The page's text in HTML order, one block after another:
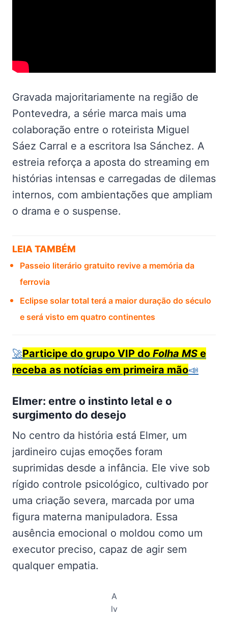
Gravada majoritariamente na região de
Pontevedra, a série marca mais uma
colaboração entre o roteirista Miguel
Sáez Carral e a escritora Isa Sánchez. A
estreia reforça a aposta do streaming em
histórias intensas e carregadas de dilemas
internos, com ambientações que ampliam
o drama e o suspense.
LEIA TAMBÉM
Passeio literário gratuito revive a memória da
ferrovia
Eclipse solar total terá a maior duração do século
e será visto em quatro continentes
🚀Participe do grupo VIP do Folha MS e
receba as notícias em primeira mão📣
Elmer: entre o instinto letal e o
surgimento do desejo
No centro da história está Elmer, um
jardineiro cujas emoções foram
suprimidas desde a infância. Ele vive sob
rígido controle psicológico, cultivado por
uma criação severa, marcada por uma
figura materna manipuladora. Essa
ausência emocional o moldou como um
executor preciso, capaz de agir sem
qualquer empatia.
A
lv